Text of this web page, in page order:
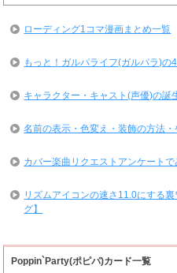
ローディング1コマ漫画まとめ一覧
もっと！ガルパライフ(ガルパラ)の
キャラクター・キャスト(声優)の誕
名前の表示・色変え・装飾の方法・
カバー楽曲リクエストアンケートで
リズムアイコンの速さ11.0にする
グ】
Poppin`Party(ポピパ)カード一覧